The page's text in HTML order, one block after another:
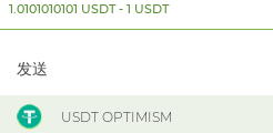
1.0101010101 USDT - 1 USDT
发送
USDT OPTIMISM